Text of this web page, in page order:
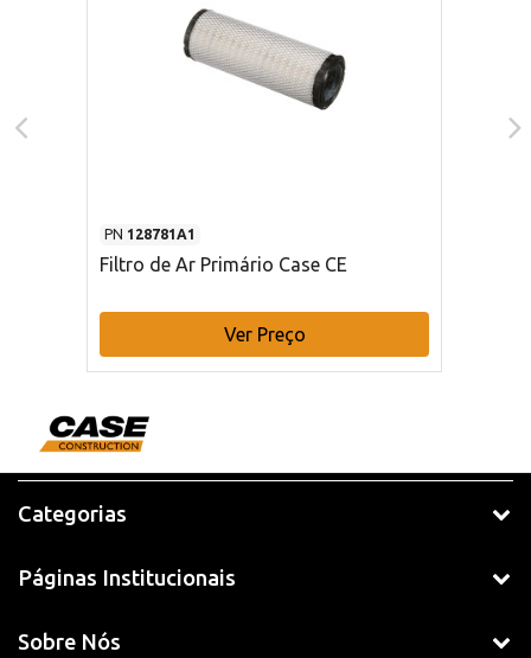
PN 128781A1
Filtro de Ar Primário Case CE
Ver Preço
Categorias
Páginas Institucionais
Sobre Nós